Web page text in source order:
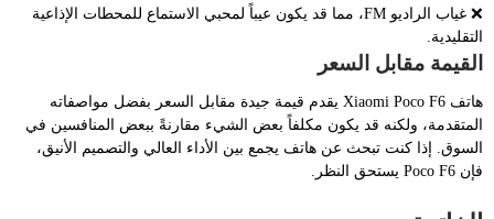
❌ غياب الراديو FM، مما قد يكون عيباً لمحبي الاستماع للمحطات الإذاعية
التقليدية.
القيمة مقابل السعر
هاتف Xiaomi Poco F6 يقدم قيمة جيدة مقابل السعر بفضل مواصفاته
المتقدمة، ولكنه قد يكون مكلفاً بعض الشيء مقارنةً ببعض المنافسين في
السوق. إذا كنت تبحث عن هاتف يجمع بين الأداء العالي والتصميم الأنيق،
فإن Poco F6 يستحق النظر.